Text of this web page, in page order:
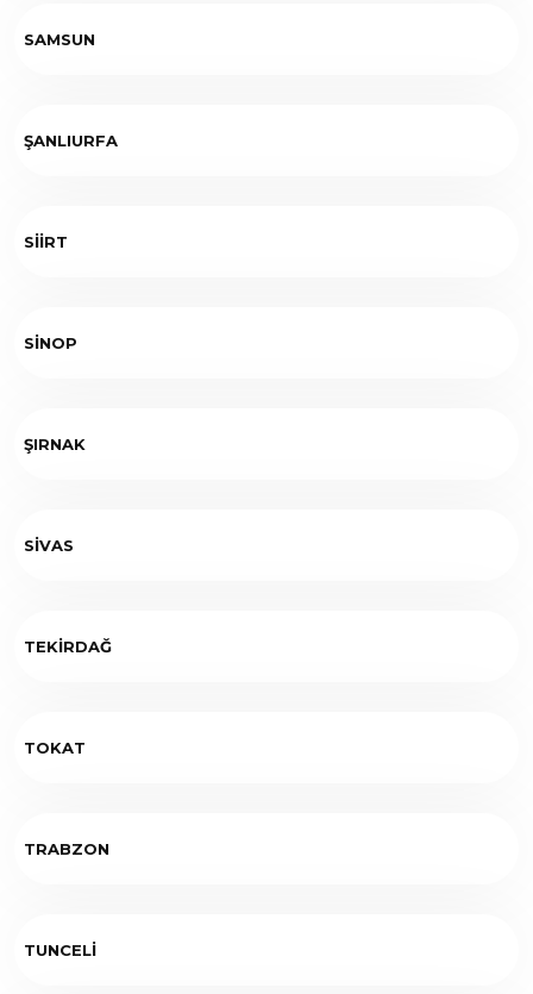
SAMSUN
ŞANLIURFA
SİİRT
SİNOP
ŞIRNAK
SİVAS
TEKİRDAĞ
TOKAT
TRABZON
TUNCELİ